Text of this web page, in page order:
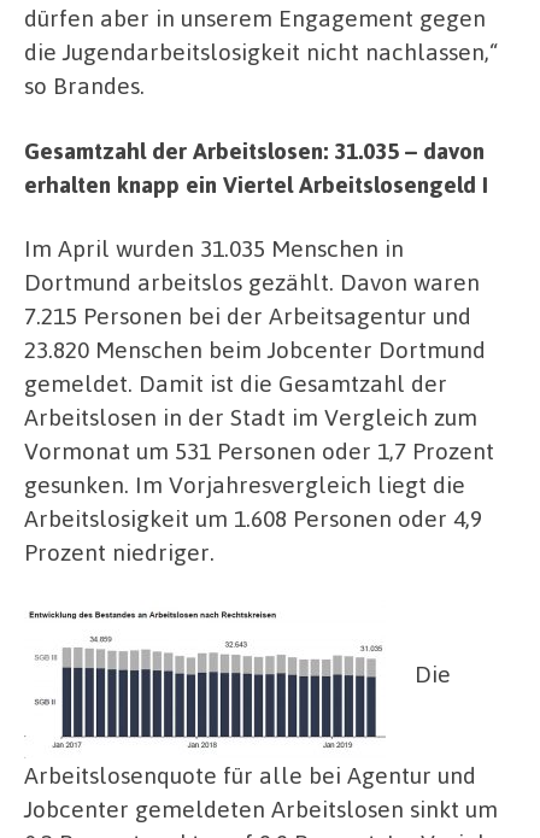
dürfen aber in unserem Engagement gegen
die Jugendarbeitslosigkeit nicht nachlassen,“
so Brandes.
Gesamtzahl der Arbeitslosen: 31.035 – davon
erhalten knapp ein Viertel Arbeitslosengeld I
Im April wurden 31.035 Menschen in
Dortmund arbeitslos gezählt. Davon waren
7.215 Personen bei der Arbeitsagentur und
23.820 Menschen beim Jobcenter Dortmund
gemeldet. Damit ist die Gesamtzahl der
Arbeitslosen in der Stadt im Vergleich zum
Vormonat um 531 Personen oder 1,7 Prozent
gesunken. Im Vorjahresvergleich liegt die
Arbeitslosigkeit um 1.608 Personen oder 4,9
Prozent niedriger.
Die
Arbeitslosenquote für alle bei Agentur und
Jobcenter gemeldeten Arbeitslosen sinkt um